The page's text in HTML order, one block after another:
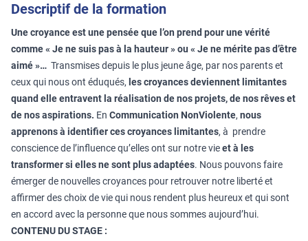
Descriptif de la formation
Une croyance est une pensée que l’on prend pour une vérité
comme « Je ne suis pas à la hauteur » ou « Je ne mérite pas d’être
aimé »… Transmises depuis le plus jeune âge, par nos parents et
ceux qui nous ont éduqués, les croyances deviennent limitantes
quand elle entravent la réalisation de nos projets, de nos rêves et
de nos aspirations. En Communication NonViolente, nous
apprenons à identifier ces croyances limitantes, à prendre
conscience de l’influence qu’elles ont sur notre vieet à les
transformer si elles ne sont plus adaptées. Nous pouvons faire
émerger de nouvelles croyances pour retrouver notre liberté et
affirmer des choix de vie qui nous rendent plus heureux et qui sont
en accord avec la personne que nous sommes aujourd’hui.
CONTENU DU STAGE :